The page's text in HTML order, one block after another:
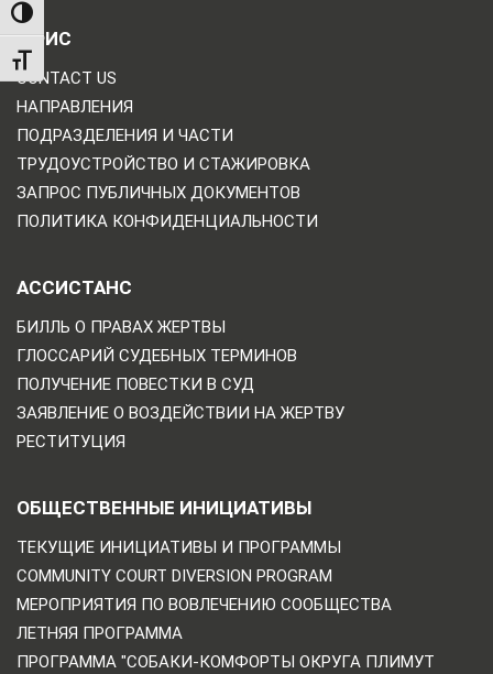
TOGGLE HIGH CONTRAST
TOGGLE FONT SIZE
ОФИС
CONTACT US
НАПРАВЛЕНИЯ
ПОДРАЗДЕЛЕНИЯ И ЧАСТИ
ТРУДОУСТРОЙСТВО И СТАЖИРОВКА
ЗАПРОС ПУБЛИЧНЫХ ДОКУМЕНТОВ
ПОЛИТИКА КОНФИДЕНЦИАЛЬНОСТИ
АССИСТАНС
БИЛЛЬ О ПРАВАХ ЖЕРТВЫ
ГЛОССАРИЙ СУДЕБНЫХ ТЕРМИНОВ
ПОЛУЧЕНИЕ ПОВЕСТКИ В СУД
ЗАЯВЛЕНИЕ О ВОЗДЕЙСТВИИ НА ЖЕРТВУ
РЕСТИТУЦИЯ
ОБЩЕСТВЕННЫЕ ИНИЦИАТИВЫ
ТЕКУЩИЕ ИНИЦИАТИВЫ И ПРОГРАММЫ
COMMUNITY COURT DIVERSION PROGRAM
МЕРОПРИЯТИЯ ПО ВОВЛЕЧЕНИЮ СООБЩЕСТВА
ЛЕТНЯЯ ПРОГРАММА
ПРОГРАММА "СОБАКИ-КОМФОРТЫ ОКРУГА ПЛИМУТ